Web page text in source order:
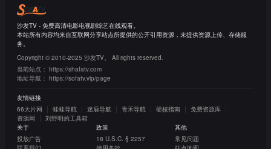
沙发TV - 免费高清电影电视剧综艺在线观看。
本站所有内容均来自互联网分享站点所提供的公开引用资源，未提供资源上传、存储服
务。
Copyright © 2010-2025 沙发TV。 All rights reserved.
当前站点： https://shafatv.com
地址导航： https://sofatv.vip/page
友情链接
66大片网
蛙蛙导航 迷鹿导航 青禾导航 硬核指南
免费资源库
资源网
刘野明的工具箱
关于
投放广告
政策
18 U.S.C. § 2257
其他
常见问题